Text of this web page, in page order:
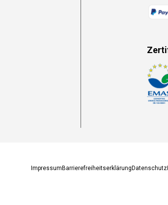
Impressum Barrierefreiheitserklärung Datenschutz